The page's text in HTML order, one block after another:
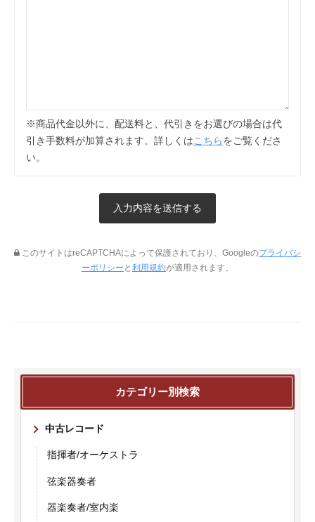
※商品代金以外に、配送料と、代引きをお選びの場合は代
引き手数料が加算されます。詳しくは こちら をご覧くださ
い。
このサイトはreCAPTCHAによって保護されており、Googleのプライバシ
ーポリシー と 利用規約が適用されます。
カテゴリー別検索
中古レコード
指揮者/オーケストラ
弦楽器奏者
器楽奏者/室内楽